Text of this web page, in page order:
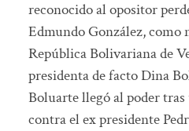
reconocido al opositor
Edmundo González, como
República Bolivariana de
presidenta de facto Dina
Boluarte llegó al poder tras
contra el ex presidente